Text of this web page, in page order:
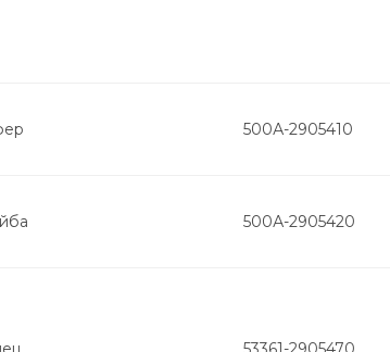
500А-2905410
500А-2905420